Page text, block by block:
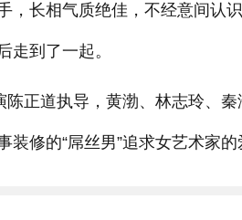
，长相气质绝佳，不经意间认
走到了一起。
陈正道执导，黄渤、林志玲、
修的“屌丝男”追求女艺术家的